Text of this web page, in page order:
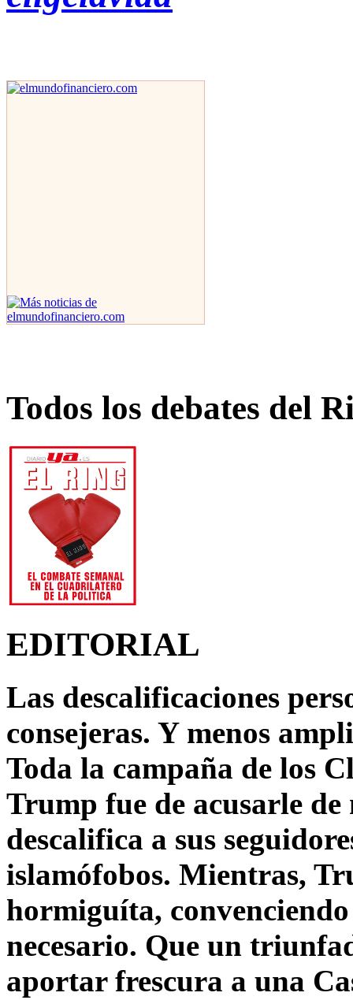
Todos los debates del
EDITORIAL
Las descalificaciones
consejeras. Y menos
Toda la campaña de los
Trump fue de acusarle
descalifica a sus
islamófobos. Mientras,
hormiguíta,
necesario. Que un
aportar frescura a una